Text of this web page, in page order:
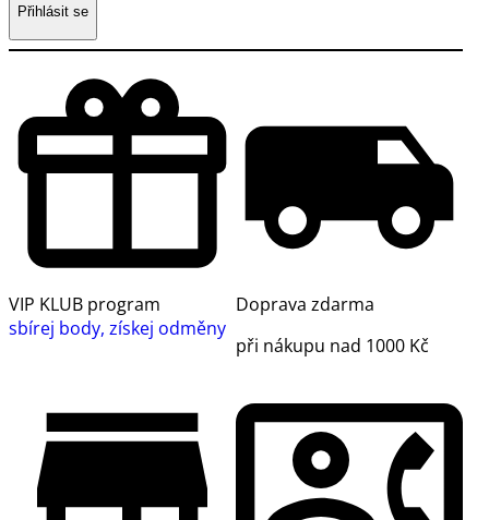
Přihlásit se
VIP KLUB program
sbírej body, získej odměny
Doprava zdarma
při nákupu nad 1000 Kč